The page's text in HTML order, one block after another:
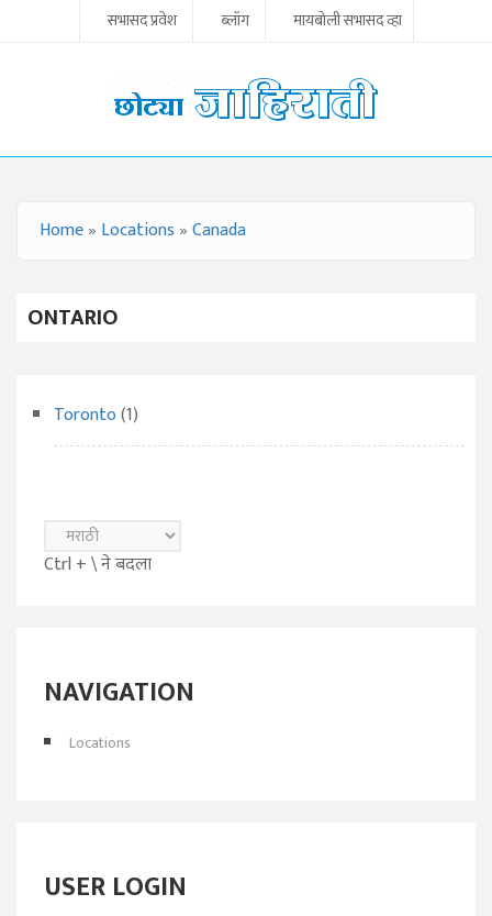
Skip to main content
सभासद प्रवेश ब्लॉग मायबोली सभासद व्हा
YOU ARE HERE
Home» Locations »Canada
ONTARIO
Toronto(1)
Ctrl + \ ने बदला
NAVIGATION
Locations
USER LOGIN